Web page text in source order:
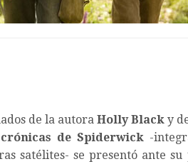
de la autora Holly Black y
de Spiderwick -
satélites- se presentó ante